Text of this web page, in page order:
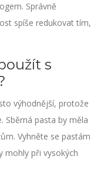
Správně
spíše redukovat tím,
s
výhodnější, protože
Sběrná pasta by měla
Vyhněte se pastám
mohly při vysokých